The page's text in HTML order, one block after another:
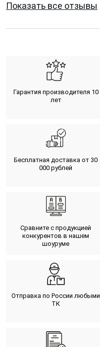
Показать все отзывы
Гарантия производителя 10
лет
Бесплатная доставка от 30
000 рублей
Сравните с продукцией
конкурентов в нашем
шоуруме
Отправка по России любыми
ТК